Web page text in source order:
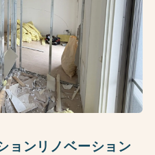
ョンリノベーション